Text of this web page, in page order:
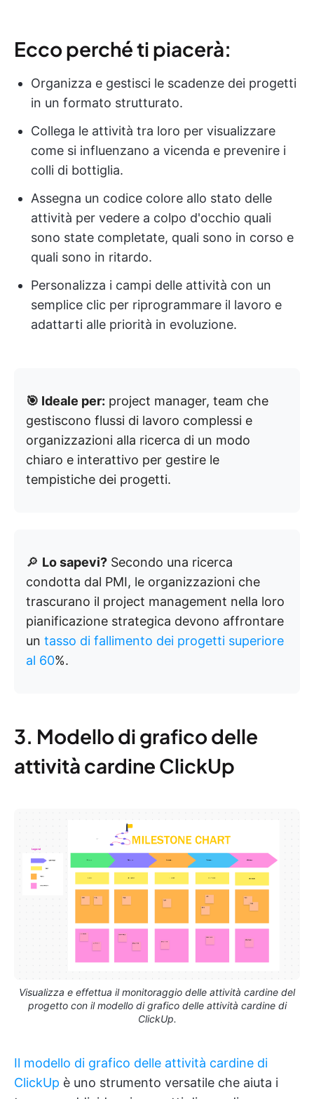
Ecco perché ti piacerà:
Organizza e gestisci le scadenze dei progetti
in un formato strutturato.
Collega le attività tra loro per visualizzare
come si influenzano a vicenda e prevenire i
colli di bottiglia.
Assegna un codice colore allo stato delle
attività per vedere a colpo d'occhio quali
sono state completate, quali sono in corso e
quali sono in ritardo.
Personalizza i campi delle attività con un
semplice clic per riprogrammare il lavoro e
adattarti alle priorità in evoluzione.
🎯 Ideale per: project manager, team che
gestiscono flussi di lavoro complessi e
organizzazioni alla ricerca di un modo
chiaro e interattivo per gestire le
tempistiche dei progetti.
🔎 Lo sapevi? Secondo una ricerca
condotta dal PMI, le organizzazioni che
trascurano il project management nella loro
pianificazione strategica devono affrontare
un tasso di fallimento dei progetti superiore
al 60%.
3. Modello di grafico delle
attività cardine ClickUp
Visualizza e effettua il monitoraggio delle attività cardine del
progetto con il modello di grafico delle attività cardine di
ClickUp.
Il modello di grafico delle attività cardine di
ClickUp è uno strumento versatile che aiuta i